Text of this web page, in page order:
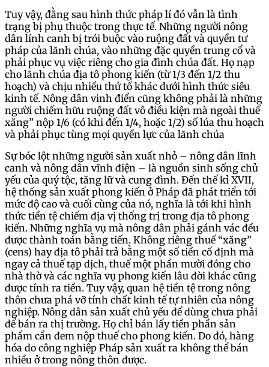
Tuy vậy, đằng sau hình thức pháp lí đó vẫn là tình
trạng bị phụ thuộc trong thực tế. Những người nông
dân lính canh bị trói buộc vào ruộng đất và quyền tư
pháp của lãnh chúa, vào những đặc quyền trung cổ và
phải phục vụ việc riêng cho gia đình chúa đất. Họ nạp
cho lãnh chúa địa tô phong kiến (từ 1/3 đến 1/2 thu
hoạch) và chịu nhiều thứ tố khác dưới hình thức siêu
kinh tế. Nông dân vinh điển cũng không phải là những
người chiếm hữu ruộng đất vô điều kiện mà ngoài thuế
xăng” nộp 1/6 (có khi đến 1/4, hoặc 1/2) số lúa thu hoạch
và phải phục tùng mọi quyền lực của lãnh chúa
Sự bóc lột những người sản xuất nhỏ – nông dân lĩnh
canh và nông dân vĩnh điện – là nguồn sinh sống chủ
yếu của quý tộc, tăng lữ và cung đình. Đến thế kỉ XVII,
hệ thống sản xuất phong kiến ở Pháp đã phát triển tới
mức độ cao và cuối cùng của nó, nghĩa là tới khi hình
thức tiền tệ chiếm địa vị thống trị trong địa tô phong
kiến. Những nghĩa vụ mà nông dân phải gánh vác đều
được thành toán bằng tiến. Không riêng thuế “xăng”
(cens) hay địa tô phải trả bằng một số tiền cố định mà
ngay cả thuế tạp dịch, thuế một phần mười đóng cho
nhà thờ và các nghĩa vụ phong kiến lâu đời khác cũng
được tính ra tiền. Tuy vậy, quan hệ tiền tệ trong nông
thôn chưa phá vỡ tính chất kinh tế tự nhiên của nông
nghiệp. Nông dân sản xuất chủ yếu để dùng chưa phải
để bán ra thị trường. Họ chỉ bán lấy tiền phần sản
phẩm cần đem nộp thuế cho phong kiến. Do đó, hàng
hóa do công nghiệp Pháp sản xuất ra không thể bán
nhiều ở trong nông thôn được.